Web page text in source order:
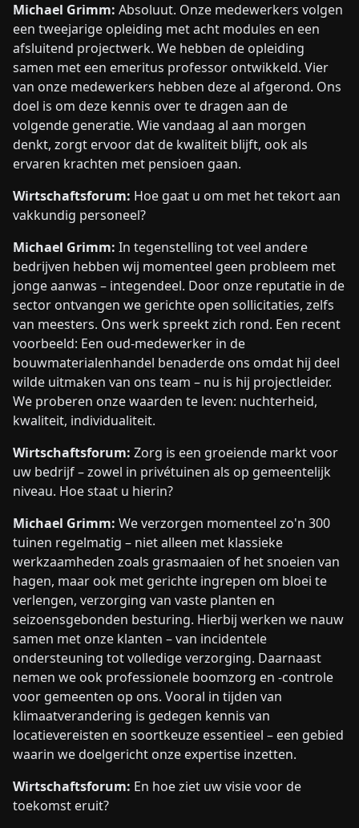
Michael Grimm: Absoluut. Onze medewerkers volgen
een tweejarige opleiding met acht modules en een
afsluitend projectwerk. We hebben de opleiding
samen met een emeritus professor ontwikkeld. Vier
van onze medewerkers hebben deze al afgerond. Ons
doel is om deze kennis over te dragen aan de
volgende generatie. Wie vandaag al aan morgen
denkt, zorgt ervoor dat de kwaliteit blijft, ook als
ervaren krachten met pensioen gaan.
Wirtschaftsforum: Hoe gaat u om met het tekort aan
vakkundig personeel?
Michael Grimm: In tegenstelling tot veel andere
bedrijven hebben wij momenteel geen probleem met
jonge aanwas – integendeel. Door onze reputatie in de
sector ontvangen we gerichte open sollicitaties, zelfs
van meesters. Ons werk spreekt zich rond. Een recent
voorbeeld: Een oud-medewerker in de
bouwmaterialenhandel benaderde ons omdat hij deel
wilde uitmaken van ons team – nu is hij projectleider.
We proberen onze waarden te leven: nuchterheid,
kwaliteit, individualiteit.
Wirtschaftsforum: Zorg is een groeiende markt voor
uw bedrijf – zowel in privétuinen als op gemeentelijk
niveau. Hoe staat u hierin?
Michael Grimm: We verzorgen momenteel zo'n 300
tuinen regelmatig – niet alleen met klassieke
werkzaamheden zoals grasmaaien of het snoeien van
hagen, maar ook met gerichte ingrepen om bloei te
verlengen, verzorging van vaste planten en
seizoensgebonden besturing. Hierbij werken we nauw
samen met onze klanten – van incidentele
ondersteuning tot volledige verzorging. Daarnaast
nemen we ook professionele boomzorg en -controle
voor gemeenten op ons. Vooral in tijden van
klimaatverandering is gedegen kennis van
locatievereisten en soortkeuze essentieel – een gebied
waarin we doelgericht onze expertise inzetten.
Wirtschaftsforum: En hoe ziet uw visie voor de
toekomst eruit?